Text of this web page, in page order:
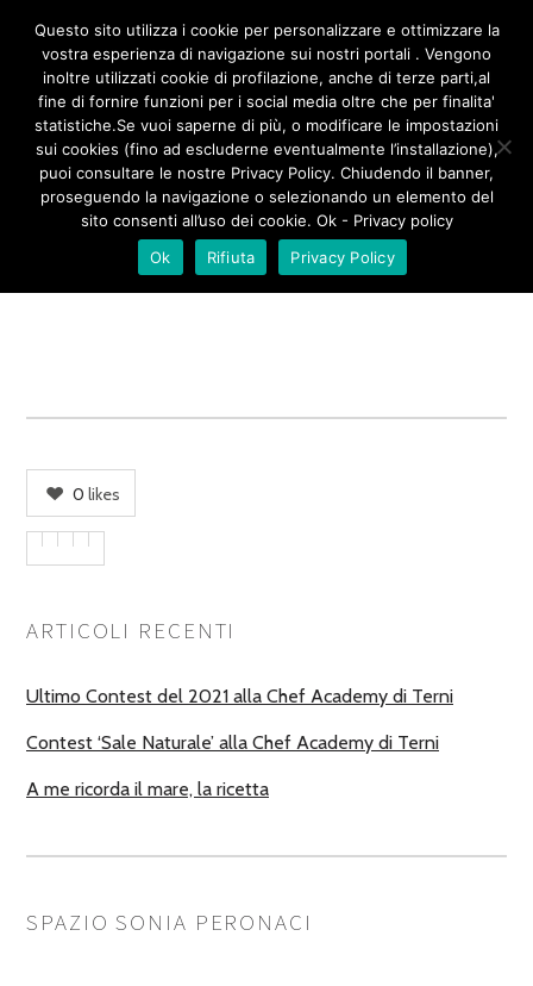
LU CARMÈ 01
0 likes
ARTICOLI RECENTI
Ultimo Contest del 2021 alla Chef Academy di Terni
Contest ‘Sale Naturale’ alla Chef Academy di Terni
A me ricorda il mare, la ricetta
SPAZIO SONIA PERONACI
Questo sito utilizza i cookie per personalizzare e ottimizzare la
vostra esperienza di navigazione sui nostri portali . Vengono
inoltre utilizzati cookie di profilazione, anche di terze parti,al
fine di fornire funzioni per i social media oltre che per finalita'
statistiche.Se vuoi saperne di più, o modificare le impostazioni
sui cookies (fino ad escluderne eventualmente l’installazione),
puoi consultare le nostre Privacy Policy. Chiudendo il banner,
proseguendo la navigazione o selezionando un elemento del
sito consenti all’uso dei cookie. Ok - Privacy policy
Ok
Rifiuta Privacy Policy